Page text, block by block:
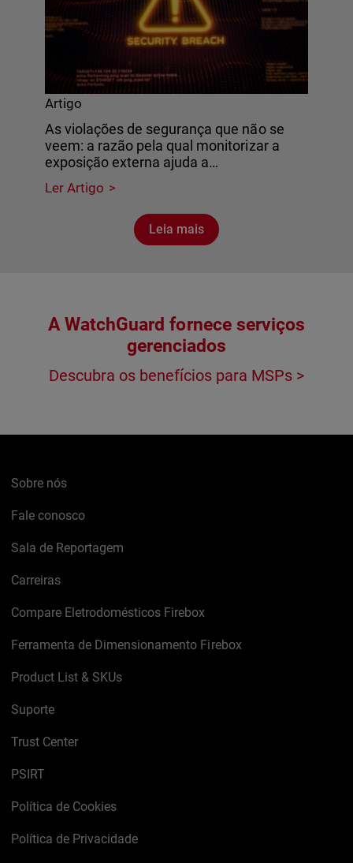
Artigo
As violações de segurança que não se
veem: a razão pela qual monitorizar a
exposição externa ajuda a…
Ler Artigo
Leia mais
A WatchGuard fornece serviços
gerenciados
Descubra os benefícios para MSPs >
Sobre nós
Fale conosco
Sala de Reportagem
Carreiras
Compare Eletrodomésticos Firebox
Ferramenta de Dimensionamento Firebox
Product List & SKUs
Suporte
Trust Center
PSIRT
Política de Cookies
Política de Privacidade